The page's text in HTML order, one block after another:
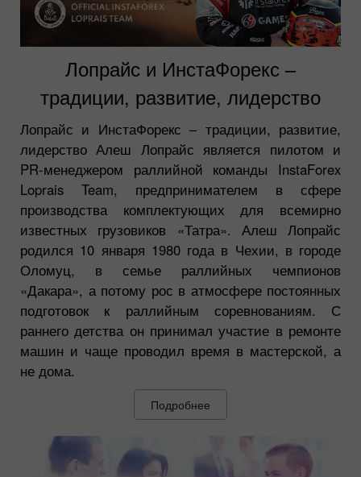
Лопрайс и ИнстаФорекс –
традиции, развитие, лидерство
Лопрайс и ИнстаФорекс – традиции, развитие,
лидерство Алеш Лопрайс является пилотом и
PR-менеджером раллийной команды InstaForex
Loprais Team, предпринимателем в сфере
производства комплектующих для всемирно
известных грузовиков «Татра». Алеш Лопрайс
родился 10 января 1980 года в Чехии, в городе
Оломуц, в семье раллийных чемпионов
«Дакара», а потому рос в атмосфере постоянных
подготовок к раллийным соревнованиям. С
раннего детства он принимал участие в ремонте
машин и чаще проводил время в мастерской, а
не дома.
Подробнее